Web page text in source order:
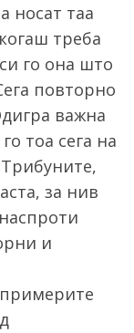
носат таа
треба
го она што
повторно
важна
тоа сега на
за нив
и